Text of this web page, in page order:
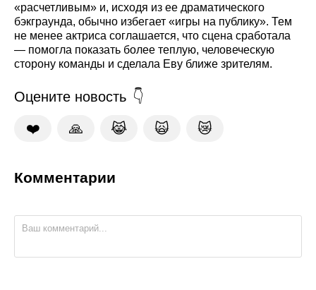
«расчетливым» и, исходя из ее драматического
бэкграунда, обычно избегает «игры на публику». Тем
не менее актриса соглашается, что сцена сработала
— помогла показать более теплую, человеческую
сторону команды и сделала Еву ближе зрителям.
Оцените новость
❤️ 🙏 😹 🙀 😿
Комментарии